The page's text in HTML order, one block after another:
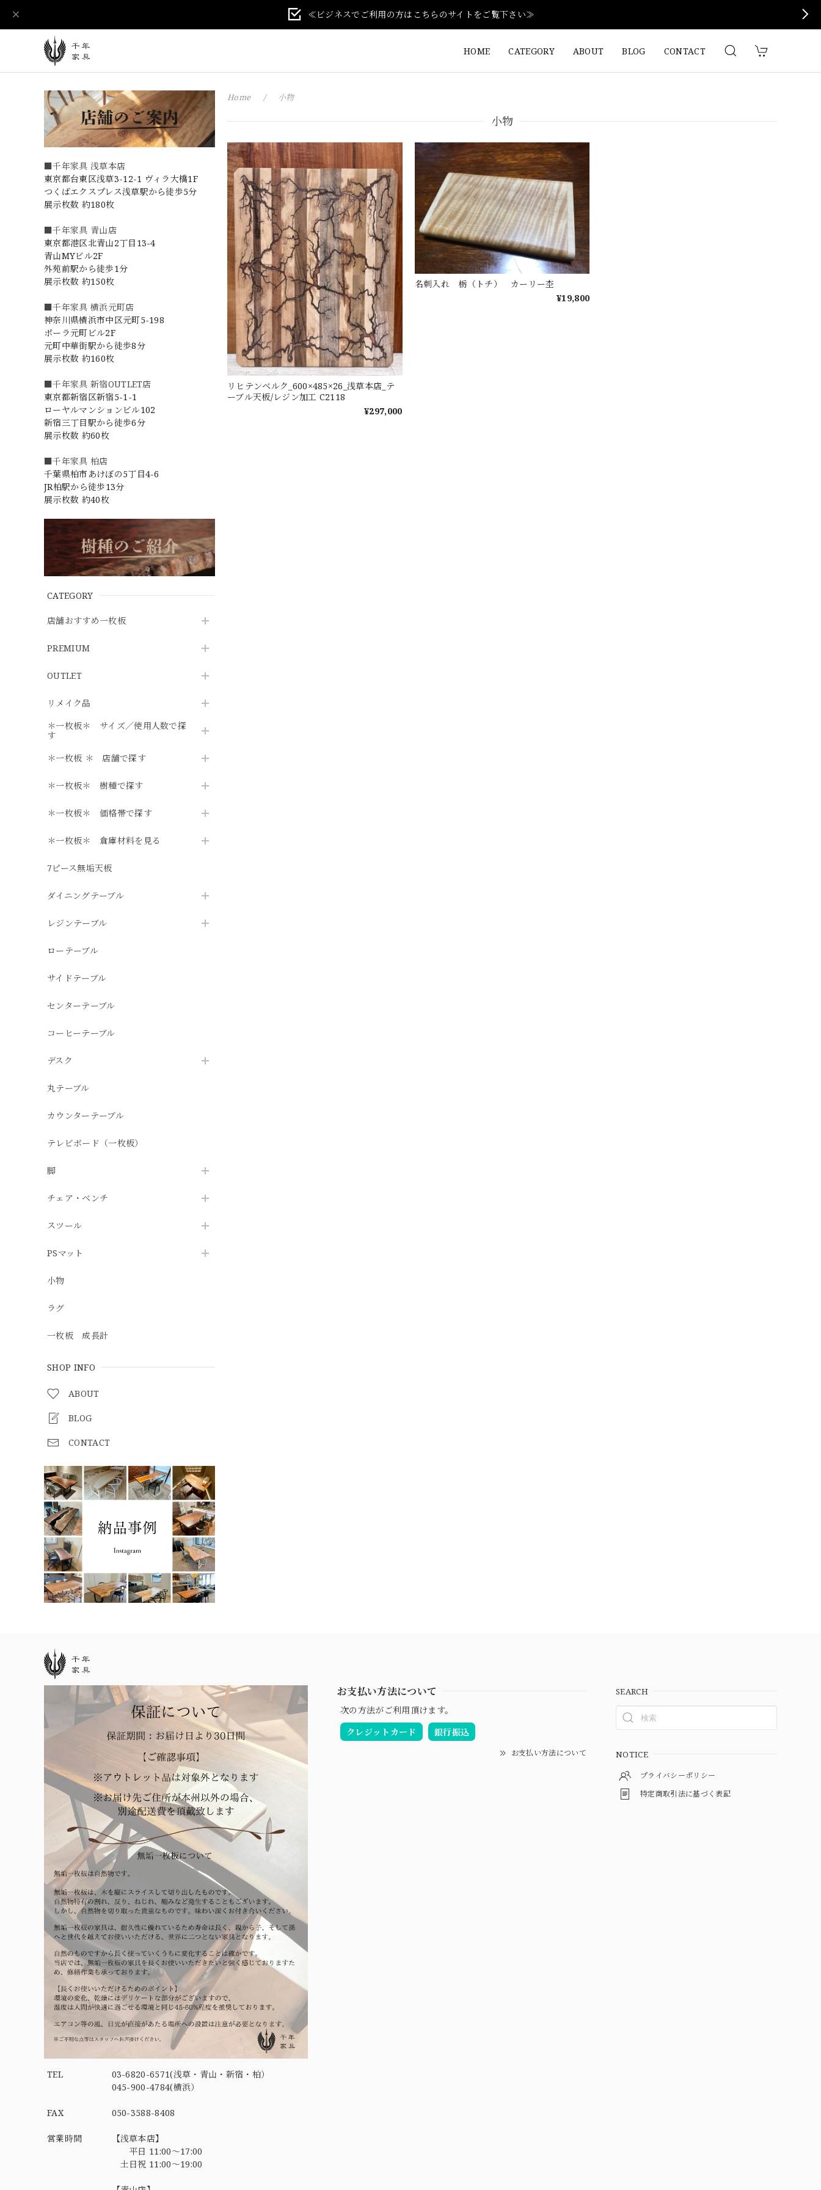
≪ビジネスでご利用の方はこちらのサイトをご覧下さい≫
HOME CATEGORY ABOUT BLOG CONTACT
■千年家具 浅草本店
東京都台東区浅草3-12-1 ヴィラ大橋1F
つくばエクスプレス浅草駅から徒歩5分
展示枚数 約180枚
■千年家具 青山店
東京都港区北青山2丁目13-4
青山MYビル2F
外苑前駅から徒歩1分
展示枚数 約150枚
■千年家具 横浜元町店
神奈川県横浜市中区元町5-198
ポーラ元町ビル2F
元町中華街駅から徒歩8分
展示枚数 約160枚
■千年家具 新宿OUTLET店
東京都新宿区新宿5-1-1
ローヤルマンションビル102
新宿三丁目駅から徒歩6分
展示枚数 約60枚
■千年家具 柏店
千葉県柏市あけぼの5丁目4-6
JR柏駅から徒歩13分
展示枚数 約40枚
CATEGORY
店舗おすすめ一枚板
PREMIUM
OUTLET
リメイク品
＊一枚板＊ サイズ／使用人数で探
す
＊一枚板 ＊ 店舗で探す
＊一枚板＊ 樹種で探す
＊一枚板＊ 価格帯で探す
＊一枚板＊ 倉庫材料を見る
7ピース無垢天板
ダイニングテーブル
レジンテーブル
ローテーブル
サイドテーブル
センターテーブル
コーヒーテーブル
デスク
丸テーブル
カウンターテーブル
テレビボード（一枚板）
脚
チェア・ベンチ
スツール
PSマット
小物
ラグ
一枚板 成長計
SHOP INFO
ABOUT
BLOG
CONTACT
Home 小物
小物
リヒテンベルク_600×485×26_浅草本店_テ
ーブル天板/レジン加工 C2118
¥297,000
名刺入れ 栃（トチ） カーリー杢
¥19,800
TEL
03-6820-6571(浅草・青山・新宿・柏）
045-900-4784(横浜）
FAX 050-3588-8408
営業時間
【浅草本店】
平日 11:00～17:00
土日祝 11:00～19:00
お支払い方法について
次の方法がご利用頂けます。
クレジットカード
銀行振込
お支払い方法について
SEARCH
NOTICE
プライバシーポリシー
特定商取引法に基づく表記